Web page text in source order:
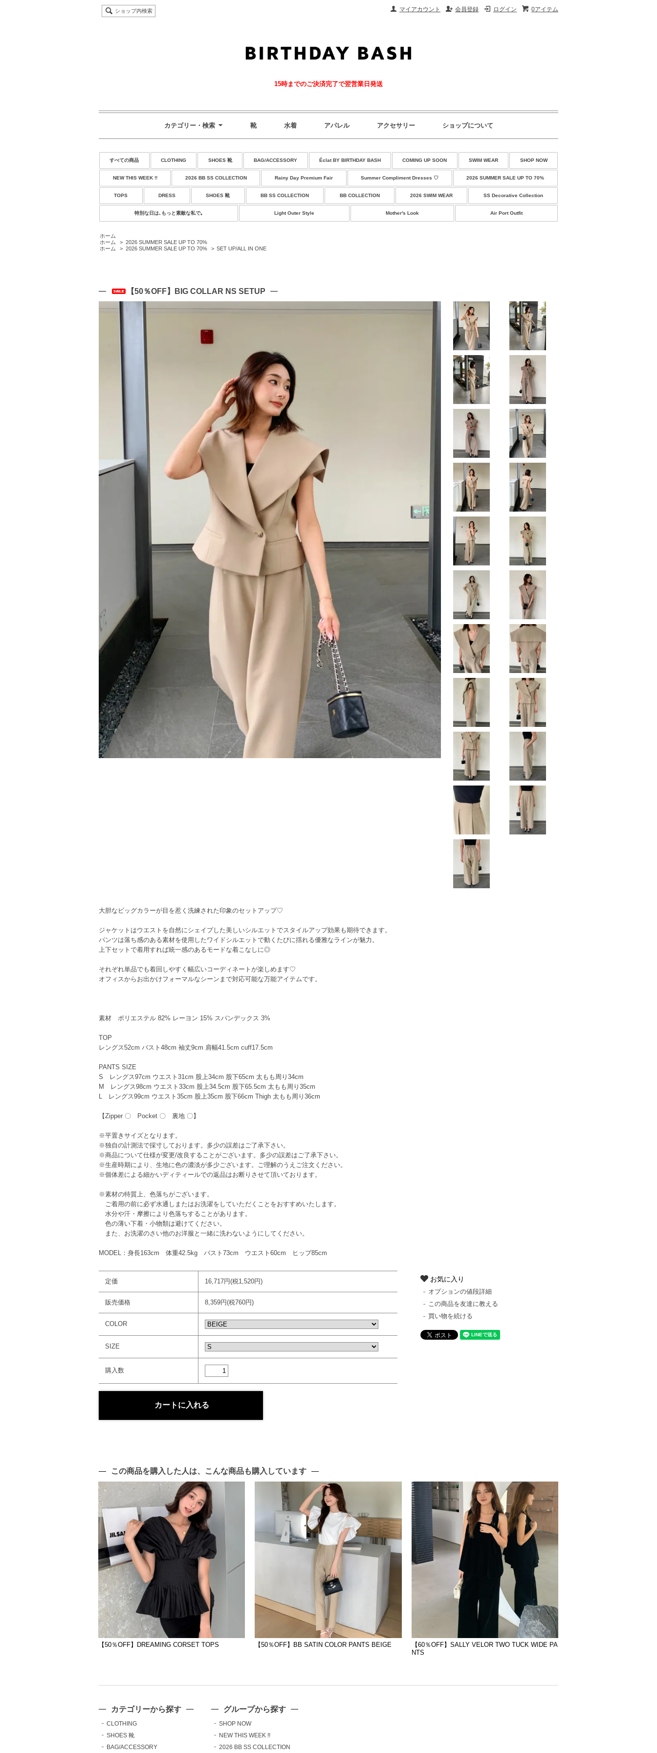
0アイテム
ログイン
会員登録
マイアカウント
ショップ内検索
15時までのご決済完了で翌営業日発送
カテゴリー・検索 靴 水着 アパレル アクセサリー ショップについて
すべての商品 CLOTHING SHOES 靴 BAG/ACCESSORY Éclat BY BIRTHDAY BASH COMING UP SOON SWIM WEAR SHOP NOW
NEW THIS WEEK !! 2026 BB SS COLLECTION Rainy Day Premium Fair Summer Compliment Dresses ♡ 2026 SUMMER SALE UP TO 70%
TOPS DRESS SHOES 靴 BB SS COLLECTION BB COLLECTION 2026 SWIM WEAR SS Decorative Collection
特別な日は､もっと素敵な私で｡ Light Outer Style Mother's Look Air Port Outfit
ホーム
ホーム
> 2026 SUMMER SALE UP TO 70%
ホーム
> 2026 SUMMER SALE UP TO 70% > SET UP/ALL IN ONE
【50％OFF】BIG COLLAR NS SETUP
大胆なビッグカラーが目を惹く洗練された印象のセットアップ♡
ジャケットはウエストを自然にシェイプした美しいシルエットでスタイルアップ効果も期待できます。
パンツは落ち感のある素材を使用したワイドシルエットで動くたびに揺れる優雅なラインが魅力。
上下セットで着用すれば統一感のあるモードな着こなしに◎
それぞれ単品でも着回しやすく幅広いコーディネートが楽しめます♡
オフィスからお出かけフォーマルなシーンまで対応可能な万能アイテムです。
素材 ポリエステル 82% レーヨン 15% スパンデックス 3%
TOP
レングス52cm バスト48cm 袖丈9cm 肩幅41.5cm cuff17.5cm
PANTS SIZE
S レングス97cm ウエスト31cm 股上34cm 股下65cm 太もも周り34cm
M レングス98cm ウエスト33cm 股上34.5cm 股下65.5cm 太もも周り35cm
L レングス99cm ウエスト35cm 股上35cm 股下66cm Thigh 太もも周り36cm
【Zipper 〇 Pocket 〇 裏地 〇】
※平置きサイズとなります。
※独自の計測法で採寸しております。多少の誤差はご了承下さい。
※商品について仕様が変更/改良することがございます。多少の誤差はご了承下さい。
※生産時期により、生地に色の濃淡が多少ございます。ご理解のうえご注文ください。
※個体差による細かいディティールでの返品はお断りさせて頂いております。
※素材の特質上、色落ちがございます。
ご着用の前に必ず水通しまたはお洗濯をしていただくことをおすすめいたします。
水分や汗・摩擦により色落ちすることがあります。
色の薄い下着・小物類は避けてください。
また、お洗濯のさい他のお洋服と一緒に洗わないようにしてください。
MODEL：身長163cm 体重42.5kg バスト73cm ウエスト60cm ヒップ85cm
定価 16,717円(税1,520円)
販売価格 8,359円(税760円)
COLOR
SIZE
購入数
お気に入り
オプションの値段詳細
この商品を友達に教える
買い物を続ける
この商品を購入した人は、こんな商品も購入しています
【50％OFF】DREAMING CORSET TOPS 【50％OFF】BB SATIN COLOR PANTS BEIGE
【60％OFF】SALLY VELOR TWO TUCK WIDE PA
NTS
カテゴリーから探す
CLOTHING
SHOES 靴
BAG/ACCESSORY
グループから探す
SHOP NOW
NEW THIS WEEK !!
2026 BB SS COLLECTION